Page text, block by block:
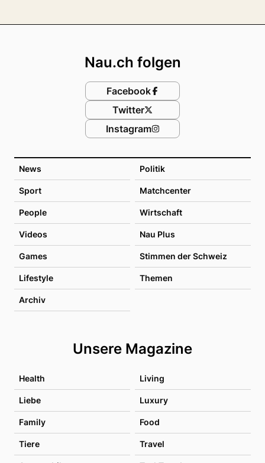
News Politik
Sport Matchcenter
People Wirtschaft
Videos Nau Plus
Games Stimmen der Schweiz
Lifestyle Themen
Archiv
Unsere Magazine
Health Living
Liebe Luxury
Family Food
Tiere Travel
Nau.ch folgen
Facebook
Twitter
Instagram